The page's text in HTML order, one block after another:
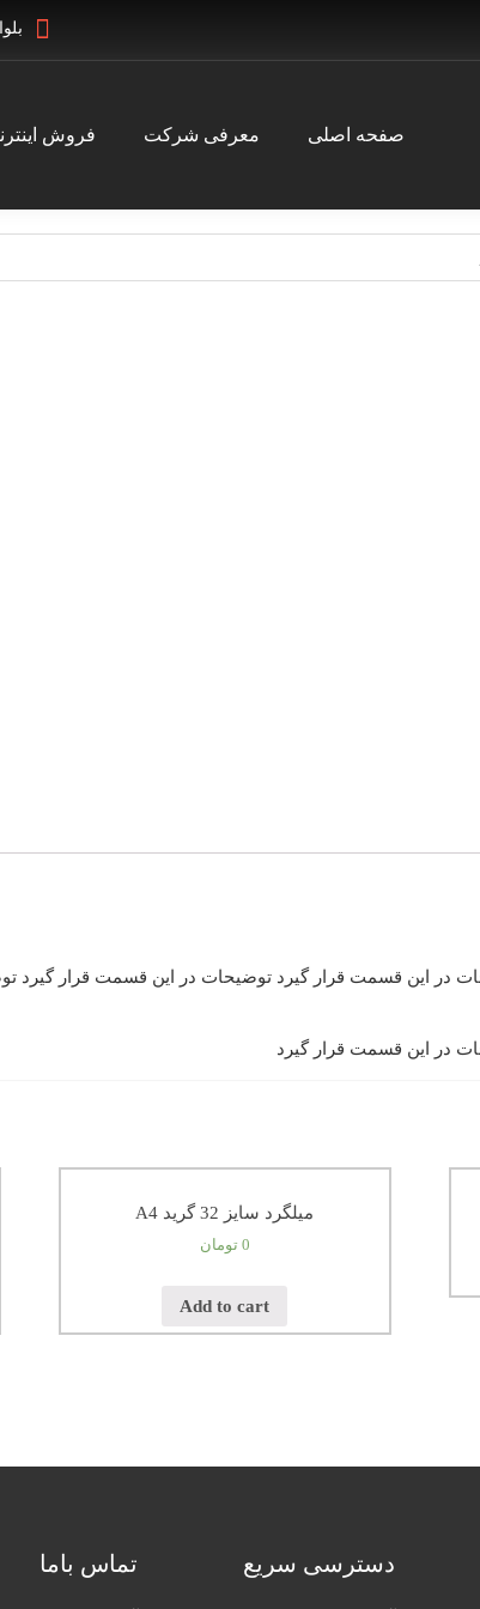
صفحه اصلی معرفی شرکت فروش
در این قسمت قرار گیرد توضیحات در این قسمت قرار گیرد
در این قسمت قرار گیرد
میلگرد سایز 32 گرید A4
0 تومان
Add to cart
تماس باما دسترسی سریع